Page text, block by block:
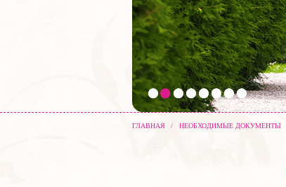
ГЛАВНАЯ / НЕОБХОДИМЫЕ ДОКУМЕНТЫ